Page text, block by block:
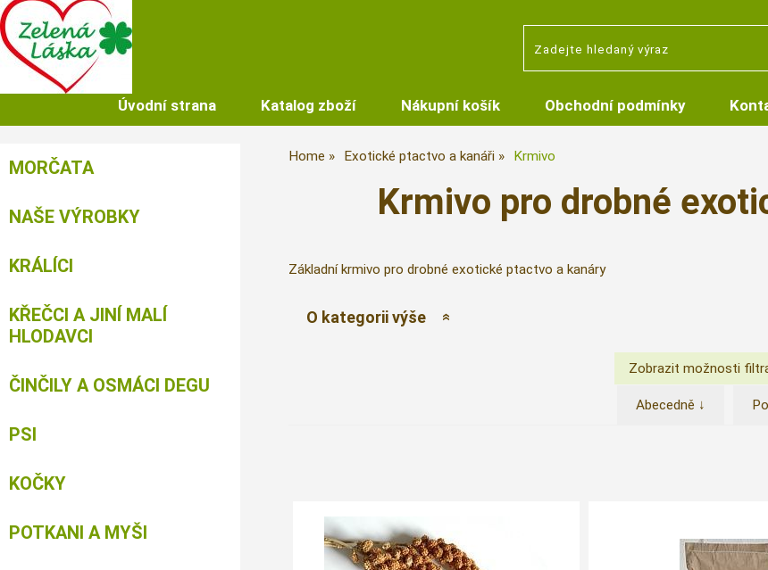
Úvodní strana Katalog zboží Nákupní košík Obchodní podmínky
Home Exotické ptactvo a kanáři Krmivo
Krmivo pro drobné
Základní krmivo pro drobné exotické ptactvo a kanáry
O kategorii výše
Abecedně ↓
MORČATA
NAŠE VÝROBKY
KRÁLÍCI
KŘEČCI A JINÍ MALÍ
HLODAVCI
ČINČILY A OSMÁCI DEGU
PSI
KOČKY
POTKANI A MYŠI